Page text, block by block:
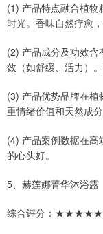
(1) 产品特点融合植
时光。香味自然疗愈
(2) 产品成分及功效
效（如舒缓、活力）
(3) 产品优势品牌在
重情绪价值和天然成分
(4) 产品案例数据在
的心头好。
5、赫莲娜菁华沐浴露
综合评分：★★★★★